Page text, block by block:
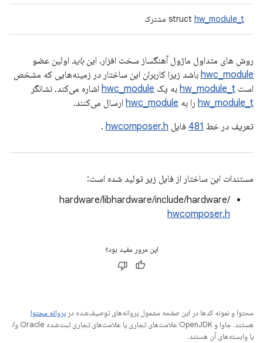
struct hw_module_t مشترک
روش های متداول ماژول آهنگساز سخت افزار. اینباید اولین عضو
hwc_module باشد زیرا کاربران این ساختار در زمینه‌هایی که مشخص
است hw_module_t به یک hwc_module اشاره می‌کند، نشانگر
hw_module_t را به hwc_module ارسال می‌کنند.
تعریف در خط 481 فایل hwcomposer.h
.
مستندات این ساختار از فایل زیر تولید شده است:
hardware/libhardware/include/hardware/
hwcomposer.h
این مرور مفید بود؟
محتوا و نمونه کدها در این صفحه مشمول پروانه‌های توصیف‌شده در پروانه محتوا
هستند. جاوا و OpenJDK علامت‌های تجاری یا علامت‌های تجاری ثبت‌شده Oracle و/
یا وابسته‌های آن هستند.